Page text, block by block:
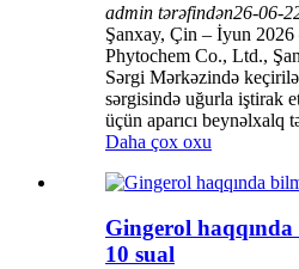
admin tərəfindən26-06-
Şanxay, Çin – İyun
Phytochem Co., Ltd.,
Sərgi Mərkəzində
sərgisində uğurla iştirak
üçün aparıcı beynəlxalq
Daha çox oxu
Gingerol
10 sual